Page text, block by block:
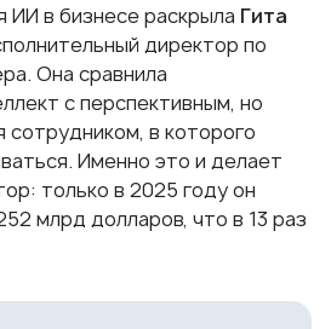
ИИ в бизнесе раскрыла Гита
директор по
Она сравнила
с перспективным, но
в которого
Именно это и делает
только в 2025 году он
млрд долларов, что в 13 раз